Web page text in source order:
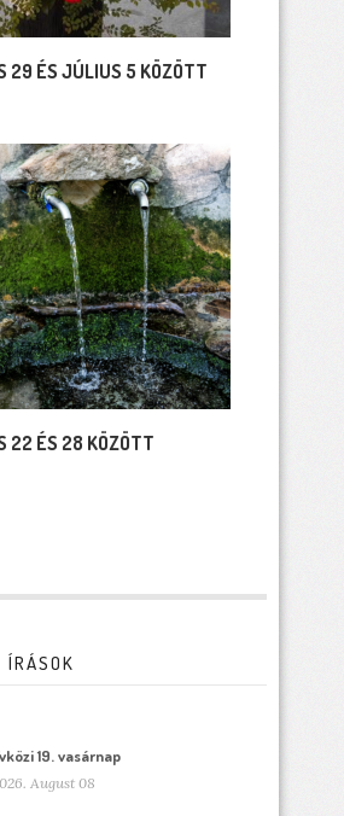
29 ÉS JÚLIUS 5 KÖZÖTT
22 ÉS 28 KÖZÖTT
ÍRÁSOK
19. vasárnap
August 08